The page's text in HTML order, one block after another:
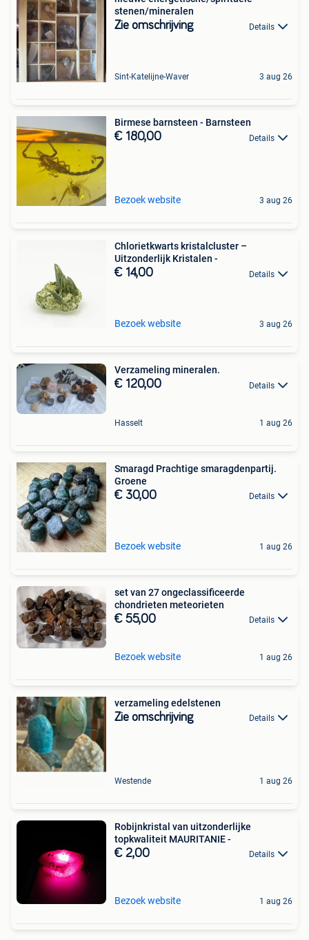
stenen/mineralen
Zie omschrijving Details
Sint-Katelijne-Waver 3 aug 26
Birmese barnsteen - Barnsteen
€ 180,00 Details
Bezoek website 3 aug 26
Chlorietkwarts kristalcluster –
Uitzonderlijk Kristalen -
€ 14,00 Details
Bezoek website 3 aug 26
Verzameling mineralen.
€ 120,00 Details
Hasselt 1 aug 26
Smaragd Prachtige smaragdenpartij.
Groene
€ 30,00 Details
Bezoek website 1 aug 26
set van 27 ongeclassificeerde
chondrieten meteorieten
€ 55,00 Details
Bezoek website 1 aug 26
verzameling edelstenen
Zie omschrijving Details
Westende 1 aug 26
Robijnkristal van uitzonderlijke
topkwaliteit MAURITANIE -
€ 2,00 Details
Bezoek website 1 aug 26